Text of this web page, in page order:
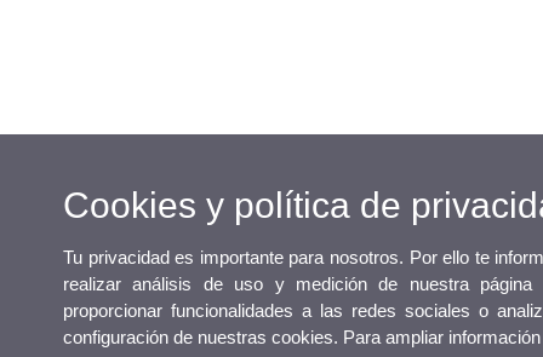
Cookies y política de
Tu privacidad es importante para nosotros. Por ello te
realizar análisis de uso y medición de nuestra
proporcionar funcionalidades a las redes sociales o
configuración de nuestras cookies. Para ampliar